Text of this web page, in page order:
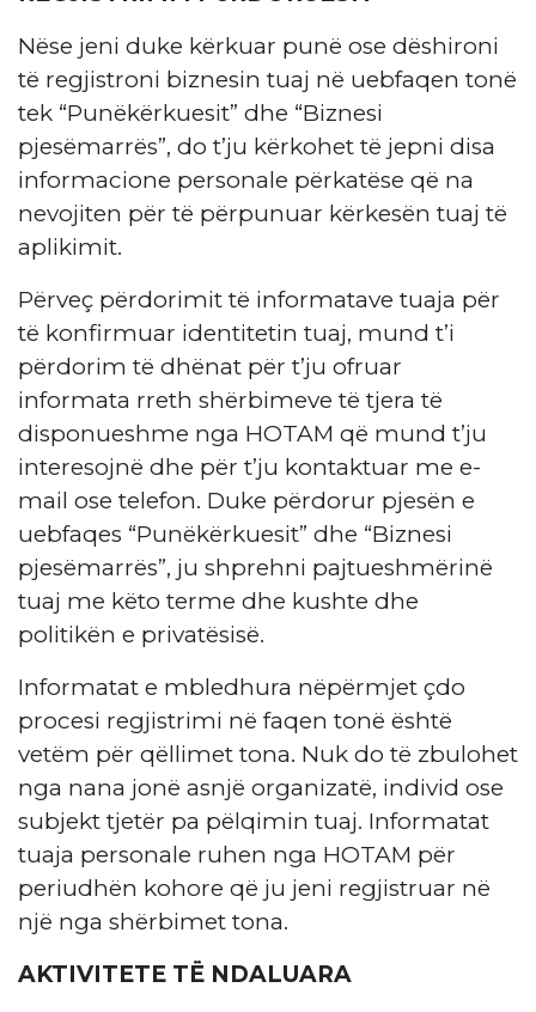
Nëse jeni duke kërkuar punë ose dëshironi
të regjistroni biznesin tuaj në uebfaqen tonë
tek “Punëkërkuesit” dhe “Biznesi
pjesëmarrës”, do t’ju kërkohet të jepni disa
informacione personale përkatëse që na
nevojiten për të përpunuar kërkesën tuaj të
aplikimit.
Përveç përdorimit të informatave tuaja për
të konfirmuar identitetin tuaj, mund t’i
përdorim të dhënat për t’ju ofruar
informata rreth shërbimeve të tjera të
disponueshme nga HOTAM që mund t’ju
interesojnë dhe për t’ju kontaktuar me e-
mail ose telefon. Duke përdorur pjesën e
uebfaqes “Punëkërkuesit” dhe “Biznesi
pjesëmarrës”, ju shprehni pajtueshmërinë
tuaj me këto terme dhe kushte dhe
politikën e privatësisë.
Informatat e mbledhura nëpërmjet çdo
procesi regjistrimi në faqen tonë është
vetëm për qëllimet tona. Nuk do të zbulohet
nga nana jonë asnjë organizatë, individ ose
subjekt tjetër pa pëlqimin tuaj. Informatat
tuaja personale ruhen nga HOTAM për
periudhën kohore që ju jeni regjistruar në
një nga shërbimet tona.
AKTIVITETE TË NDALUARA